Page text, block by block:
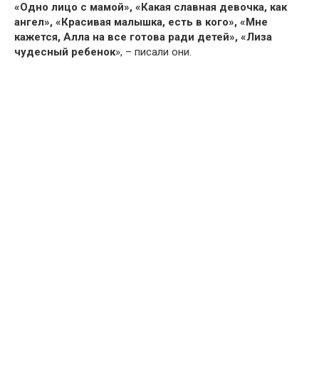
«Одно лицо с мамой», «Какая славная девочка, как
ангел», «Красивая малышка, есть в кого», «Мне
кажется, Алла на все готова ради детей», «Лиза
чудесный ребенок», – писали они.